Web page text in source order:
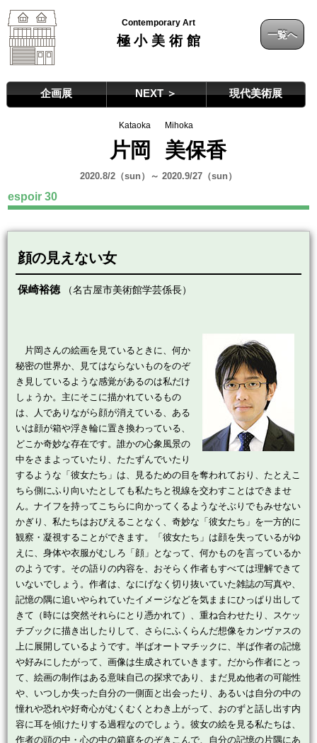
Contemporary Art
極小美術館
企画展 NEXT ＞ 現代美術展
一覧へ
Kataoka Mihoka
片岡 美保香
2020.8/2（sun）～ 2020.9/27（sun）
espoir 30
顔の見えない女
保崎裕徳 （名古屋市美術館学芸係長）
片岡さんの絵画を見ているときに、何か
秘密の世界か、見てはならないものをのぞ
き見しているような感覚があるのは私だけ
しょうか。主にそこに描かれているもの
は、人でありながら顔が消えている、ある
いは顔が箱や浮き輪に置き換わっている、
どこか奇妙な存在です。誰かの心象風景の
中をさまよっていたり、たたずんでいたり
するような「彼女たち」は、見るための目を奪われており、たとえこ
ちら側にふり向いたとしても私たちと視線を交わすことはできませ
ん。ナイフを持ってこちらに向かってくるようなそぶりでもみせない
かぎり、私たちはおびえることなく、奇妙な「彼女たち」を一方的に
観察・凝視することができます。「彼女たち」は顔を失っているがゆ
えに、身体や衣服がむしろ「顔」となって、何かものを言っているか
のようです。その語りの内容を、おそらく作者もすべては理解できて
いないでしょう。作者は、なにげなく切り抜いていた雑誌の写真や、
記憶の隅に追いやられていたイメージなどを気ままにひっぱり出して
きて（時には突然それらにとり憑かれて）、重ね合わせたり、スケッ
チブックに描き出したりして、さらにふくらんだ想像をカンヴァスの
上に展開しているようです。半ばオートマチックに、半ば作者の記憶
や好みにしたがって、画像は生成されていきます。だから作者にとっ
て、絵画の制作はある意味自己の探求であり、まだ見ぬ他者の可能性
や、いつしか失った自分の一側面と出会ったり、あるいは自分の中の
憧れや恐れや好奇心がむくむくとわき上がって、おのずと話し出す内
容に耳を傾けたりする過程なのでしょう。彼女の絵を見る私たちは、
作者の頭の中・心の中の箱庭をのぞきこんで、自分の記憶の片隅にあ